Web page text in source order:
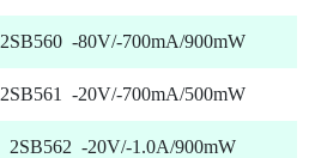
2SB560 -80V/-700mA/900mW
2SB561 -20V/-700mA/500mW
2SB562 -20V/-1.0A/900mW